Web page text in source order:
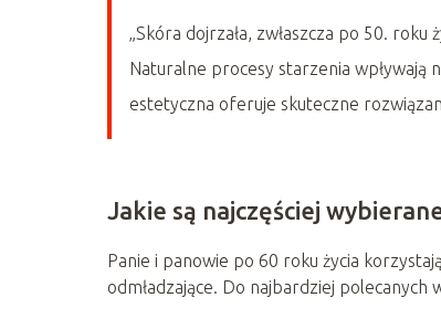
„Skóra dojrzała, zwłaszcza po 50.
Naturalne procesy starzenia wpływają
estetyczna oferuje skuteczne
Jakie są najczęściej
Panie i panowie po 60 roku życia
odmładzające. Do najbardziej polecanych